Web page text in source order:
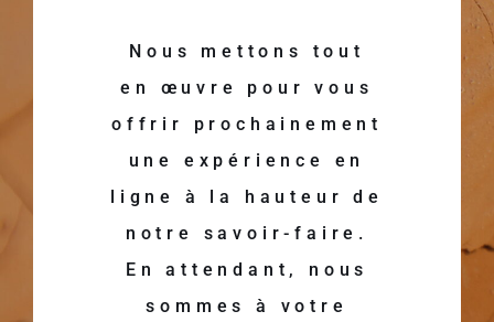
Nous mettons tout
en œuvre pour vous
offrir prochainement
une expérience en
ligne à la hauteur de
notre savoir-faire.
En attendant, nous
sommes à votre